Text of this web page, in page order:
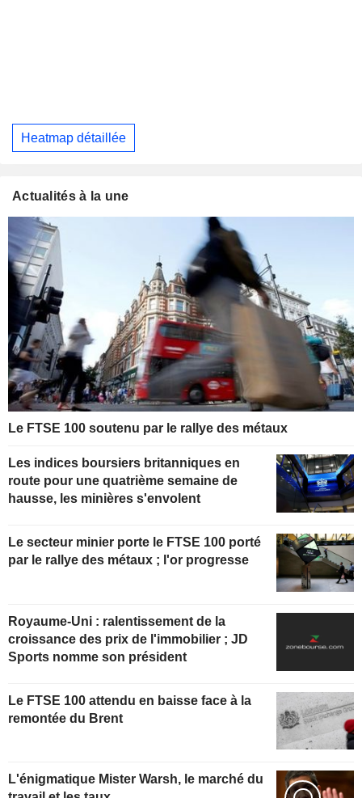
Heatmap détaillée
Actualités à la une
Le FTSE 100 soutenu par le rallye des métaux
Les indices boursiers britanniques en
route pour une quatrième semaine de
hausse, les minières s'envolent
Le secteur minier porte le FTSE 100 porté
par le rallye des métaux ; l'or progresse
Royaume-Uni : ralentissement de la
croissance des prix de l'immobilier ; JD
Sports nomme son président
Le FTSE 100 attendu en baisse face à la
remontée du Brent
L'énigmatique Mister Warsh, le marché du